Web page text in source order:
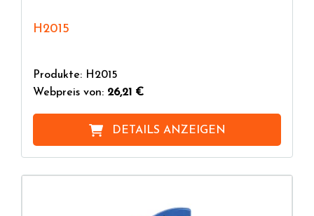
H2015
Produkte: H2015
Webpreis von: 26,21 €
DETAILS ANZEIGEN